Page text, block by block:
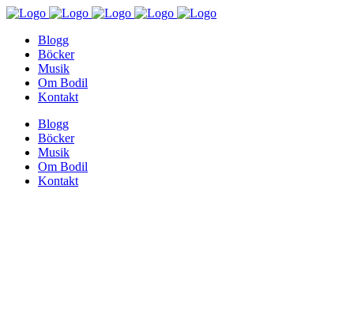
Blogg
Böcker
Musik
Om Bodil
Kontakt
Blogg
Böcker
Musik
Om Bodil
Kontakt